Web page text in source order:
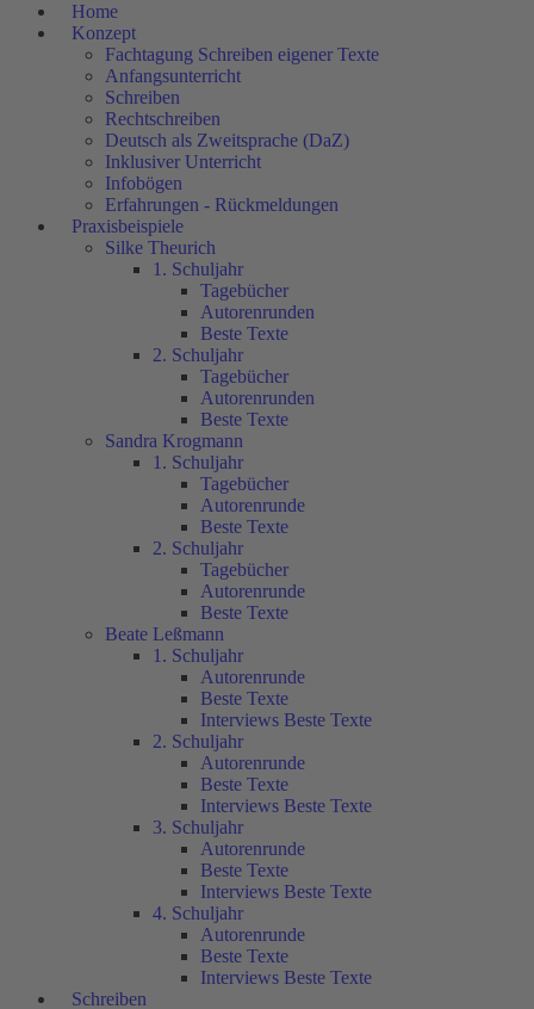
Home
Konzept
Fachtagung Schreiben eigener Texte
Anfangsunterricht
Schreiben
Rechtschreiben
Deutsch als Zweitsprache (DaZ)
Inklusiver Unterricht
Infobögen
Erfahrungen - Rückmeldungen
Praxisbeispiele
Silke Theurich
1. Schuljahr
Tagebücher
Autorenrunden
Beste Texte
2. Schuljahr
Tagebücher
Autorenrunden
Beste Texte
Sandra Krogmann
1. Schuljahr
Tagebücher
Autorenrunde
Beste Texte
2. Schuljahr
Tagebücher
Autorenrunde
Beste Texte
Beate Leßmann
1. Schuljahr
Autorenrunde
Beste Texte
Interviews Beste Texte
2. Schuljahr
Autorenrunde
Beste Texte
Interviews Beste Texte
3. Schuljahr
Autorenrunde
Beste Texte
Interviews Beste Texte
4. Schuljahr
Autorenrunde
Beste Texte
Interviews Beste Texte
Schreiben